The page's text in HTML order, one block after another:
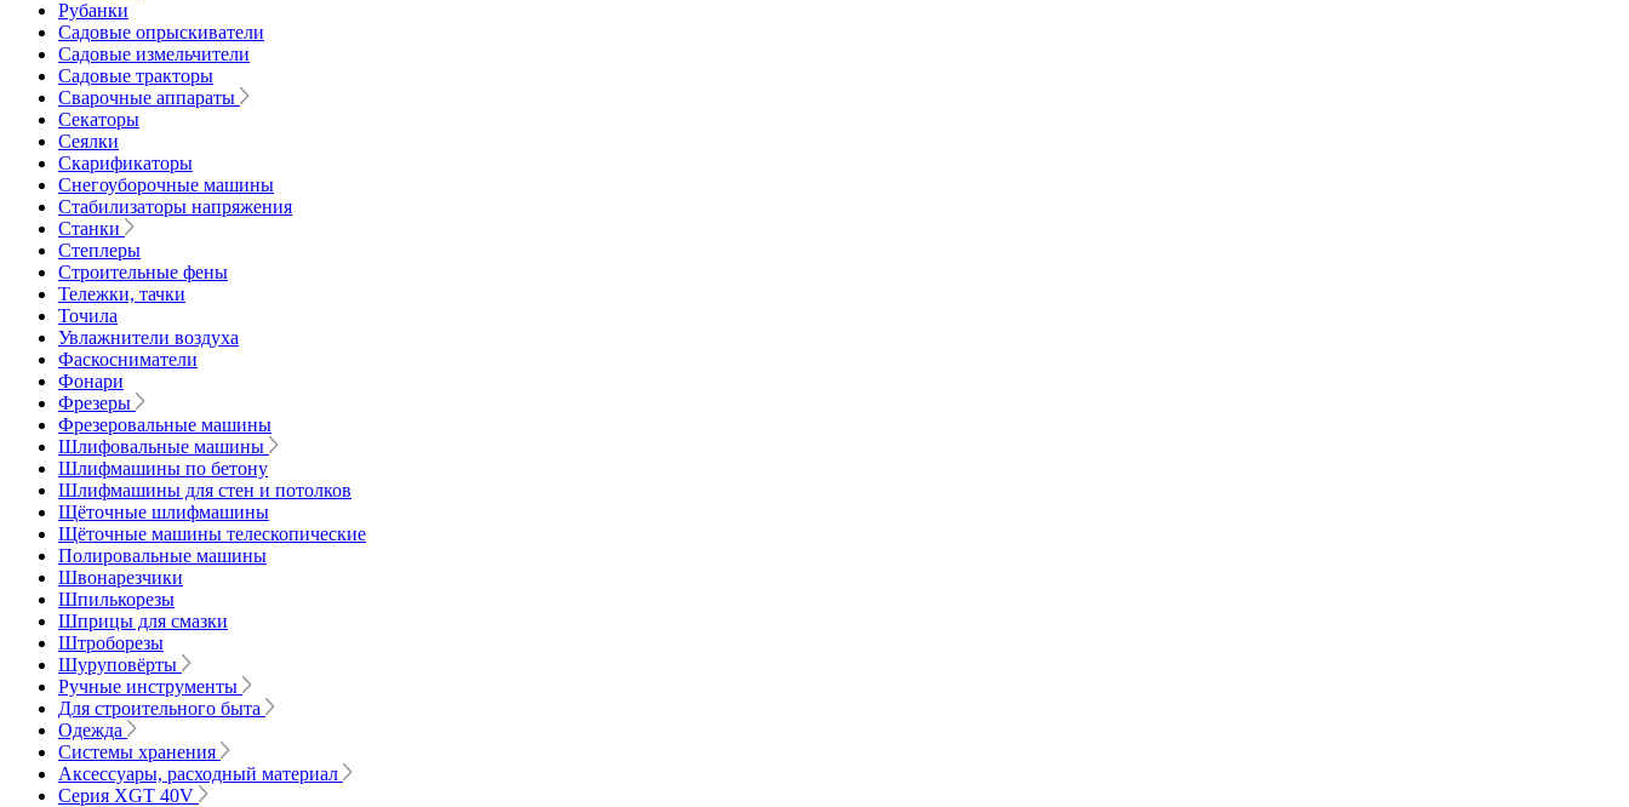
Рубанки
Садовые опрыскиватели
Садовые измельчители
Садовые тракторы
Сварочные аппараты
Секаторы
Сеялки
Скарификаторы
Снегоуборочные машины
Стабилизаторы напряжения
Станки
Степлеры
Строительные фены
Тележки, тачки
Точила
Увлажнители воздуха
Фаскосниматели
Фонари
Фрезеры
Фрезеровальные машины
Шлифовальные машины
Шлифмашины по бетону
Шлифмашины для стен и потолков
Щёточные шлифмашины
Щёточные машины телескопические
Полировальные машины
Швонарезчики
Шпилькорезы
Шприцы для смазки
Штроборезы
Шуруповёрты
Ручные инструменты
Для строительного быта
Одежда
Системы хранения
Аксессуары, расходный материал
Серия XGT 40V